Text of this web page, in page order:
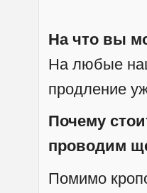
На что вы
На любые
продление
Почему
проводим
Помимо